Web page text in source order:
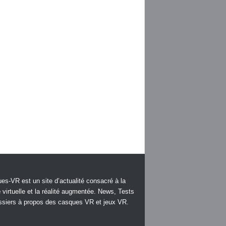
VR est un site d’actualité consacré à la
virtuelle et la réalité augmentée. News, Tests
à propos des casques VR et jeux VR.